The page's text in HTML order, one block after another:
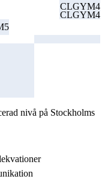
CLGYM4
CLGYM4
nivå på Stockholms